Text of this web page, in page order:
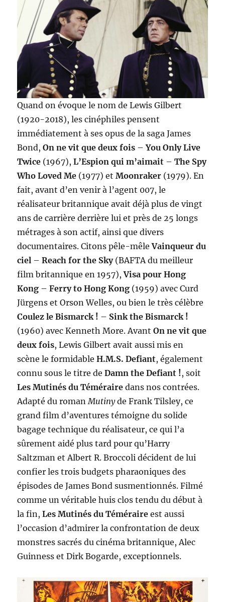
Quand on évoque le nom de Lewis Gilbert
(1920-2018), les cinéphiles pensent
immédiatement à ses opus de la saga James
Bond,On ne vit que deux fois –You Only Live
Twice (1967),L’Espion qui m’aimait –The Spy
Who Loved Me (1977) etMoonraker (1979). En
fait, avant d’en venir à l’agent 007, le
réalisateur britannique avait déjà plus de vingt
ans de carrière derrière lui et près de 25 longs
métrages à son actif, ainsi que divers
documentaires. Citons pêle-mêleVainqueur du
ciel –Reach for the Sky(BAFTA du meilleur
film britannique en 1957),Visa pour Hong
Kong –Ferry to Hong Kong (1959) avec Curd
Jürgens et Orson Welles, ou bien le très célèbre
Coulez le Bismarck ! – Sink the Bismarck !
(1960) avec Kenneth More. AvantOn ne vit que
deux fois, Lewis Gilbert avait aussi mis en
scène le formidableH.M.S. Defiant, également
connu sous le titre deDamn the Defiant !, soit
Les Mutinés du Téméraire dans nos contrées.
Adapté du roman Mutinyde Frank Tilsley, ce
grand film d’aventures témoigne du solide
bagage technique du réalisateur, ce qui l’a
sûrement aidé plus tard pour qu’Harry
Saltzman et Albert R. Broccoli décident de lui
confier les trois budgets pharaoniques des
épisodes de James Bond susmentionnés. Filmé
comme un véritable huis clos tendu du début à
la fin,Les Mutinés du Téméraire est aussi
l’occasion d’admirer la confrontation de deux
monstres sacrés du cinéma britannique, Alec
Guinness et Dirk Bogarde, exceptionnels.